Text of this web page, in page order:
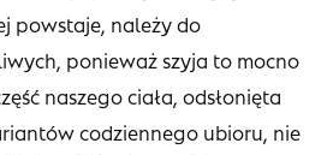
powstaje, należy do
ponieważ szyja to mocno
naszego ciała, odsłonięta
codziennego ubioru, nie